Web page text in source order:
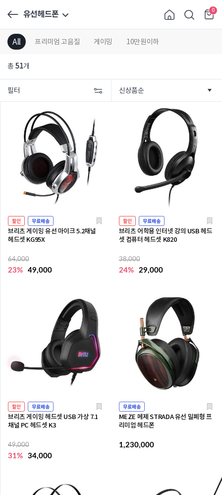
유선헤드폰 0
All 프리미엄 고음질 게이밍 10만원이하
총 51개
필터
할인 무료배송
브리츠 게이밍 유선 마이크 5.2채널
헤드셋 KG95X
64,000
23% 49,000
할인 무료배송
브리츠 어학용 인터넷 강의 USB 헤드
셋 컴퓨터 헤드셋 K820
38,000
24% 29,000
할인 무료배송
브리츠 게이밍 헤드셋 USB 가상 7.1
채널 PC 헤드셋 K3
49,000
31% 34,000
무료배송
MEZE 메제 STRADA 유선 밀폐형 프
리미엄 헤드폰
1,230,000